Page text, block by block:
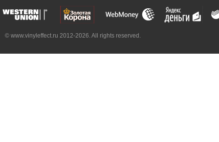
© www.vinyleffect.ru 2012-2026. All rights reserved.